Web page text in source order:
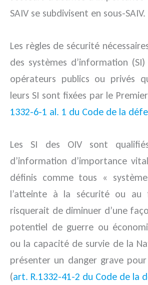
SAIV se subdivisent en sous-SAIV.
Les règles de sécurité
des systèmes d’information
opérateurs publics ou privés
leurs SI sont fixées par le
1332-6-1 al. 1 du Code de la
Les SI des OIV sont
d’information d’importance
définis comme tous «
l’atteinte à la sécurité ou au
risquerait de diminuer d’une
potentiel de guerre ou
ou la capacité de survie de la
présenter un danger grave
(art. R.1332-41-2 du Code de la